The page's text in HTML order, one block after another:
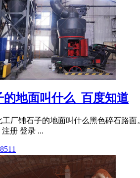
地面叫什么_百度知道
工厂铺石子的地面叫什么黑色碎石路
册 登录 ...